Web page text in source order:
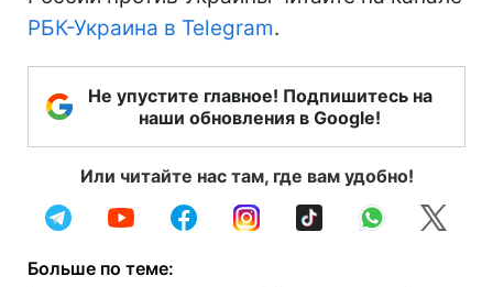
РБК-Украина в Telegram.
Не упустите главное! Подпишитесь на
наши обновления в Google!
Или читайте нас там, где вам удобно!
Больше по теме: